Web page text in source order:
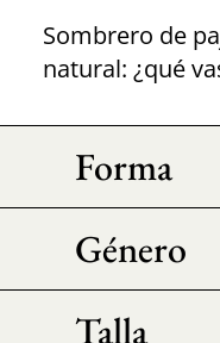
Sombrero de
natural: ¿qué
Forma
Género
Talla